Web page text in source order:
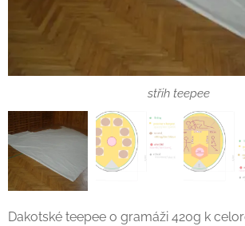
střih teepee
rozměr teepee 4,8m sezení
rozměr teepee 4,8m ležení
Dakotské teepee o gramáži 420g k